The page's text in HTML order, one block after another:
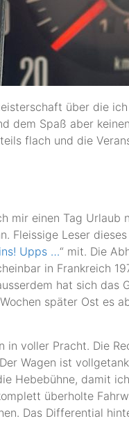
über die
dem Spaß aber
flach und die
mir einen Tag Urlaub
Fleissige Leser
Upps …“ mit. Die
in Frankreich
hat sich das
später Ost es
voller Pracht. Die
Wagen ist
Hebebühne, damit
überholte
Das Differential